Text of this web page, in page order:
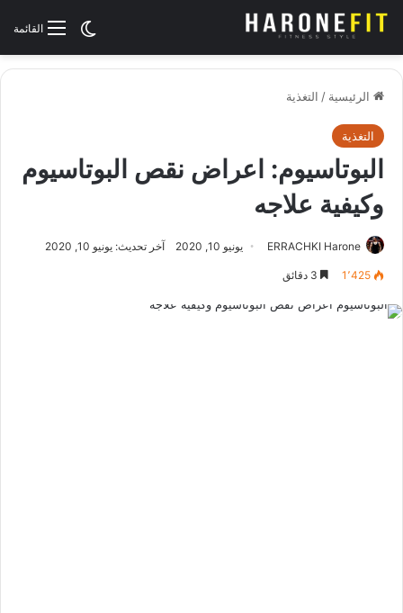
القائمةالوضع
الرئيسية / التغذية
التغذية
البوتاسيوم: اعراض نقص البوتاسيوم
وكيفية علاجه
ERRACHKI Harone يونيو 10, 2020 آخر تحديث: يونيو 10, 2020
1٬425